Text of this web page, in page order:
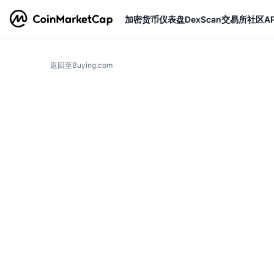
加密货币仪表盘DexScan交易所社区
返回至Buying.com